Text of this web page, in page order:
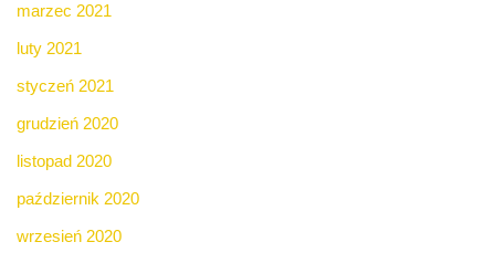
marzec 2021
luty 2021
styczeń 2021
grudzień 2020
listopad 2020
październik 2020
wrzesień 2020